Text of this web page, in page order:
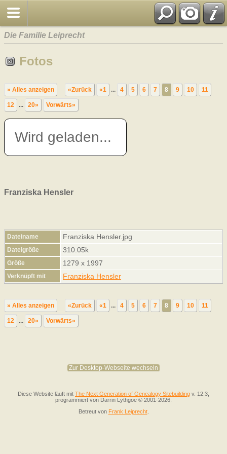
Die Familie Leiprecht
Fotos
» Alles anzeigen «Zurück «1 ... 4 5 6 7 8 9 10 11
12 ... 20» Vorwärts»
Wird geladen...
Franziska Hensler
Dateiname Franziska Hensler.jpg
Dateigröße 310.05k
Größe 1279 x 1997
Verknüpft mit Franziska Hensler
» Alles anzeigen «Zurück «1 ... 4 5 6 7 8 9 10 11
12 ... 20» Vorwärts»
Zur Desktop-Webseite wechseln
Diese Website läuft mit The Next Generation of Genealogy Sitebuilding v. 12.3,
programmiert von Darrin Lythgoe © 2001-2026.
Betreut von Frank Leiprecht.